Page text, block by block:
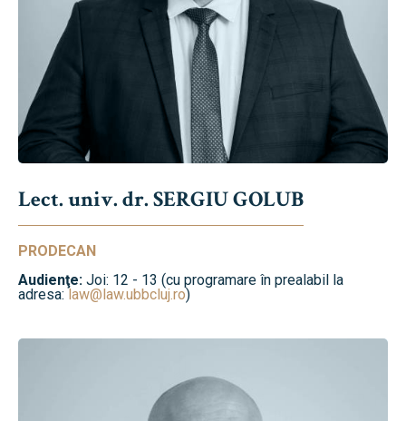
Lect. univ. dr. SERGIU GOLUB
PRODECAN
Audienţe: Joi: 12 - 13 (cu programare în prealabil la
adresa:law@law.ubbcluj.ro)